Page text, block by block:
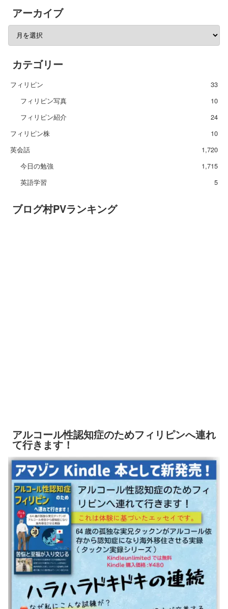
アーカイブ
カテゴリー
フィリピン
33
フィリピン写真
10
フィリピン紹介
24
フィリピン株
10
英会話
1,720
今日の勉強
1,715
英語学習
5
ブログ村PVランキング
アルコール性認知症のためフィリピンへ連れ
て行きます！